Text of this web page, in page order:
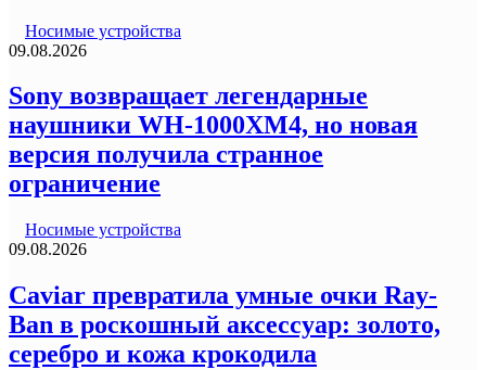
Носимые устройства
09.08.2026
Sony возвращает легендарные
наушники WH-1000XM4, но новая
версия получила странное
ограничение
Носимые устройства
09.08.2026
Caviar превратила умные очки Ray-
Ban в роскошный аксессуар: золото,
серебро и кожа крокодила